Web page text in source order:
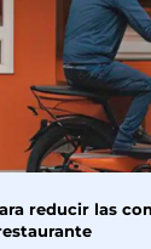
reducir las